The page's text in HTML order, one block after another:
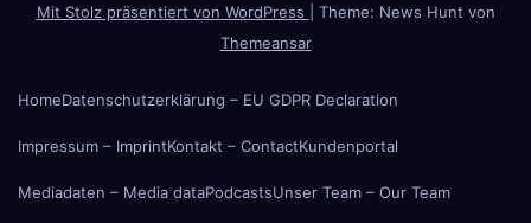
Mit Stolz präsentiert von WordPress
Theme: News Hunt von
Themeansar
HomeDatenschutzerklärung – EU GDPR Declaration
Impressum – ImprintKontakt – ContactKundenportal
Mediadaten – Media dataPodcastsUnser Team – Our Team